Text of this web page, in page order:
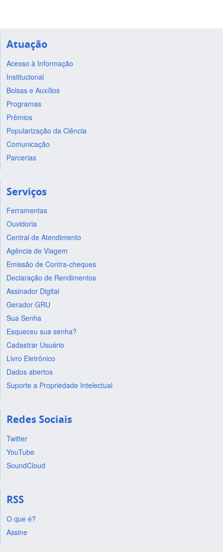
Atuação
Acesso à Informação
Institucional
Bolsas e Auxílios
Programas
Prêmios
Popularização da Ciência
Comunicação
Parcerias
Serviços
Ferramentas
Ouvidoria
Central de Atendimento
Agência de Viagem
Emissão de Contra-cheques
Declaração de Rendimentos
Assinador Digital
Gerador GRU
Sua Senha
Esqueceu sua senha?
Cadastrar Usuário
Livro Eletrônico
Dados abertos
Suporte a Propriedade Intelectual
Redes Sociais
Twitter
YouTube
SoundCloud
RSS
O que é?
Assine